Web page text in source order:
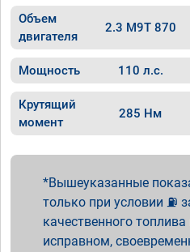
Объем
двигателя
2.3 M9T 870
Мощность 110 л.с.
Крутящий
момент
285 Нм
Вышеуказанные
только при условии ⛽
качественного
исправном,